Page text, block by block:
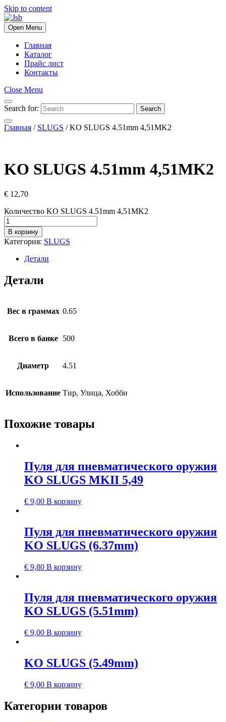
Skip to content
Open Menu
Главная
Каталог
Прайс лист
Контакты
Close Menu
Search for: Search
Главная / SLUGS / KO SLUGS 4.51mm 4,51MK2
KO SLUGS 4.51mm 4,51MK2
€ 12,70
Количество KO SLUGS 4.51mm 4,51MK2
В корзину
Категория: SLUGS
Детали
Детали
Вес в граммах 0.65
Всего в банке 500
Диаметр 4.51
Использование Тир, Улица, Хобби
Похожие товары
Пуля для пневматического оружия
KO SLUGS MKII 5,49
€ 9,00 В корзину
Пуля для пневматического оружия
KO SLUGS (6.37mm)
€ 9,80 В корзину
Пуля для пневматического оружия
KO SLUGS (5.51mm)
€ 9,00 В корзину
KO SLUGS (5.49mm)
€ 9,00 В корзину
Категории товаров